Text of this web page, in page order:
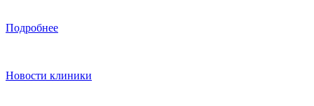
Подробнее
Новости клиники